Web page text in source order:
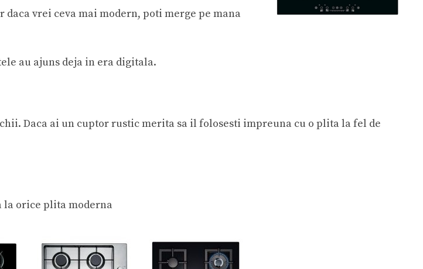
vrei ceva mai modern, poti merge pe mana
au ajuns deja in era digitala.
Daca ai un cuptor rustic merita sa il folosesti impreuna cu o plita la fel de
la orice plita moderna